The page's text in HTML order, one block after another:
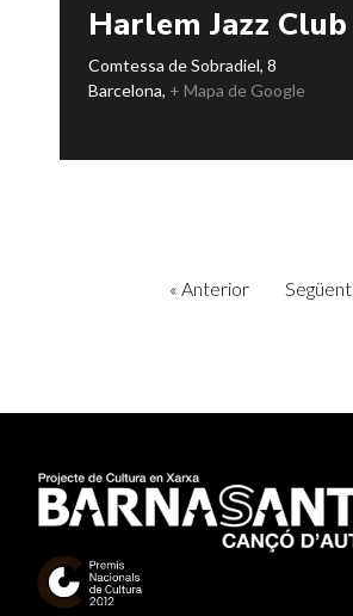
Harlem Jazz Club
Comtessa de Sobradiel, 8
Barcelona, + Mapa de Google
« Anterior Següent